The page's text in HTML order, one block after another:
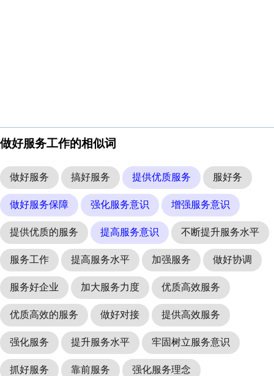
做好服务工作的相似词
做好服务 搞好服务 提供优质服务 服好务
做好服务保障 强化服务意识 增强服务意识
提供优质的服务 提高服务意识 不断提升服务水平
服务工作 提高服务水平 加强服务 做好协调
服务好企业 加大服务力度 优质高效服务
优质高效的服务 做好对接 提供高效服务
强化服务 提升服务水平 牢固树立服务意识
抓好服务 靠前服务 强化服务理念